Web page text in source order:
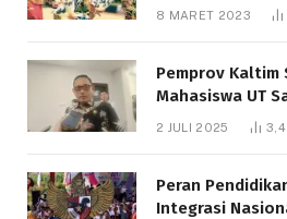
8 MARET 2023
Pemprov Kaltim
Mahasiswa UT
Bantuan
2 JULI 2025
Peran
Integrasi